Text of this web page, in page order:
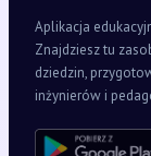
Aplikacja
Znajdziesz tu
dziedzin,
inżynierów i